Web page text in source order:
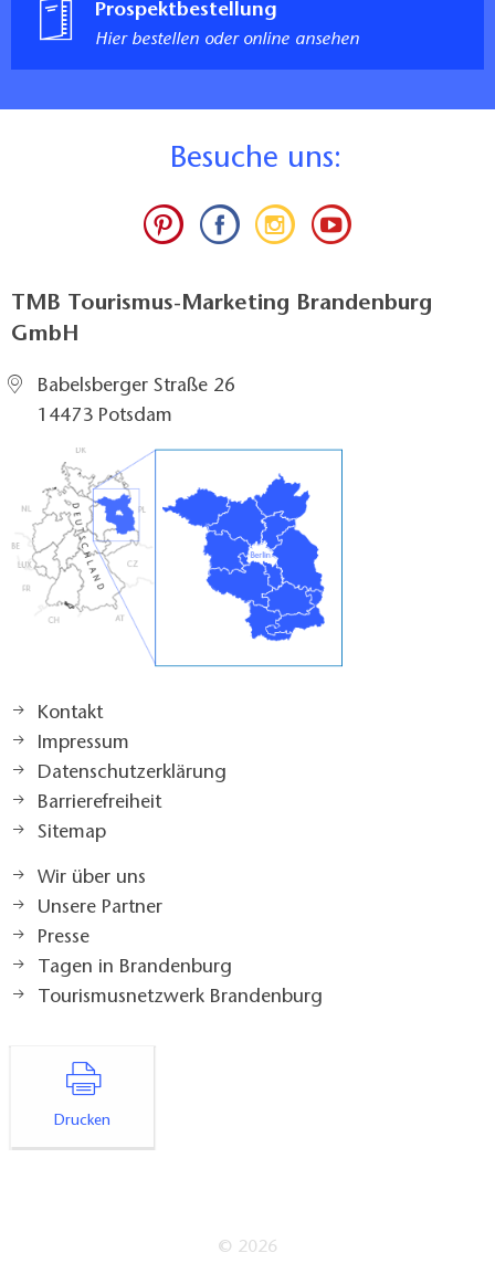
Prospektbestellung
Hier bestellen oder online ansehen
Besuche uns:
TMB Tourismus-Marketing Brandenburg
GmbH
Babelsberger Straße 26
14473 Potsdam
Kontakt
Impressum
Datenschutzerklärung
Barrierefreiheit
Sitemap
Wir über uns
Unsere Partner
Presse
Tagen in Brandenburg
Tourismusnetzwerk Brandenburg
Drucken
© 2026